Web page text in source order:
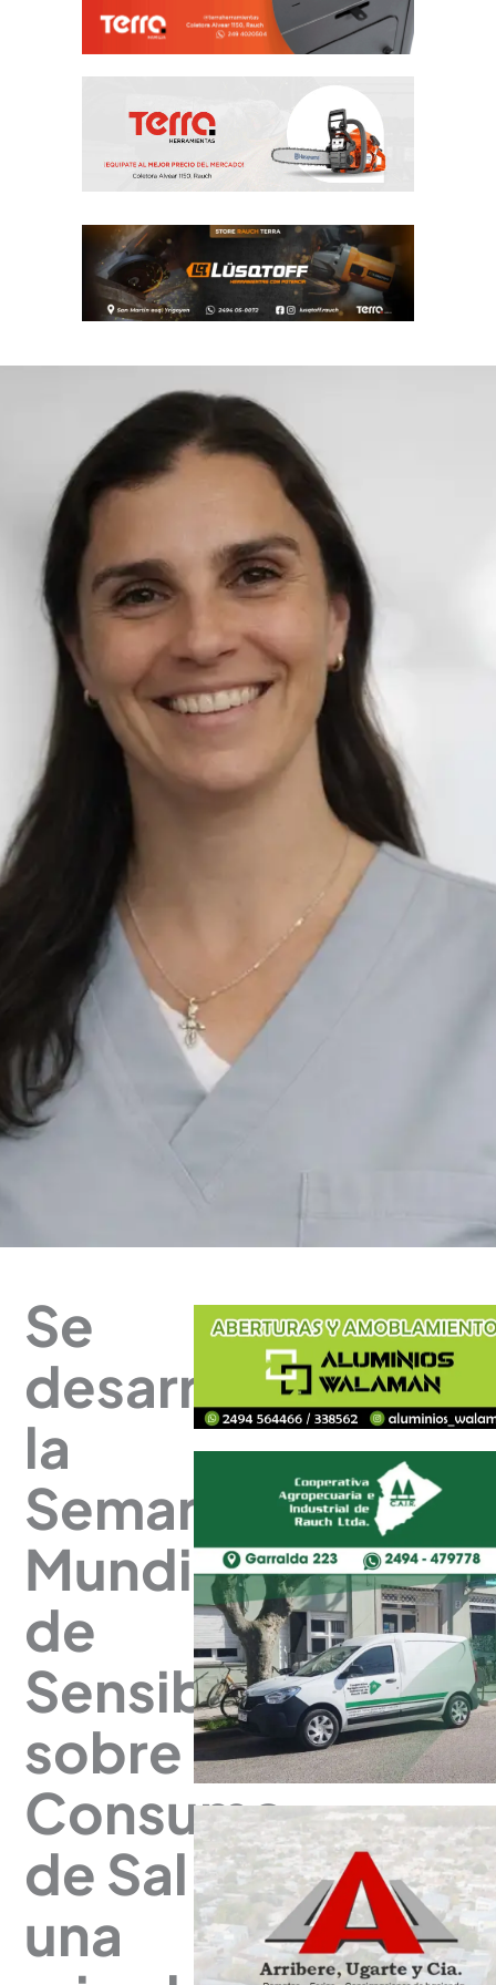
Se
desarrolló
la
Semana
Mundial
de
Sensibilización
sobre el
Consumo
de Sal:
una